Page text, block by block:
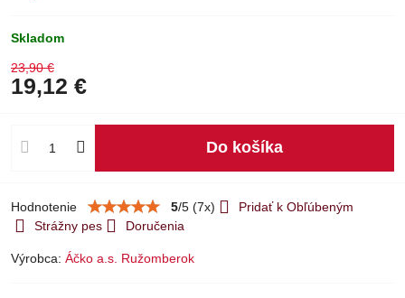
Skladom
23,90 €
19,12 €
Do košíka
Hodnotenie 5/5 (7x)
Pridať k Obľúbeným
Strážny pes
Doručenia
Výrobca: Áčko a.s. Ružomberok